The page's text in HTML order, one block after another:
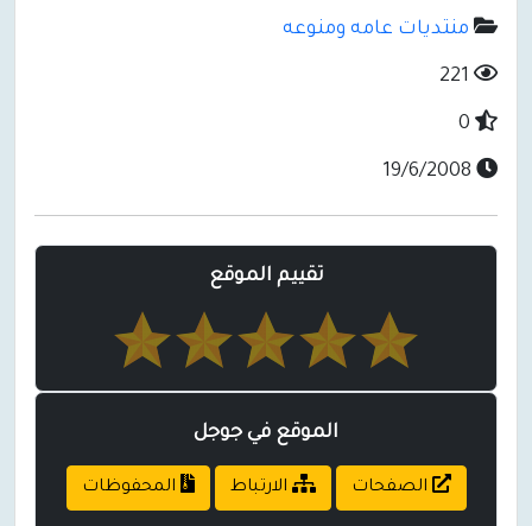
منتديات عامه ومنوعه
تقييم الموقع
الموقع في جوجل
الصفحات الارتباط المحفوظات